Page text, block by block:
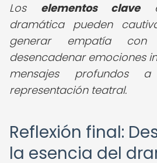
Los elementos clave
dramática pueden
generar empatía con
desencadenar emociones
mensajes
representación teatral.
Reflexión final:
la esencia del